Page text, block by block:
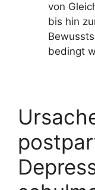
von
bis hin
bedingt